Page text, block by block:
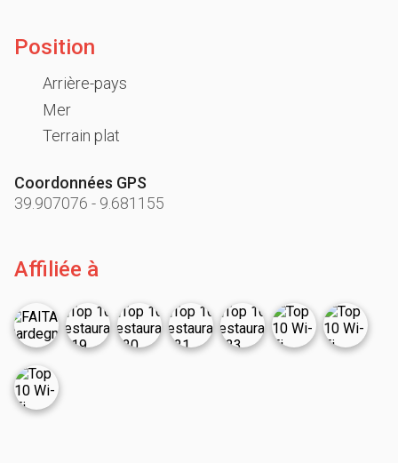
Position
Arrière-pays
Mer
Terrain plat
Coordonnées GPS
39.907076 - 9.681155
Affiliée à